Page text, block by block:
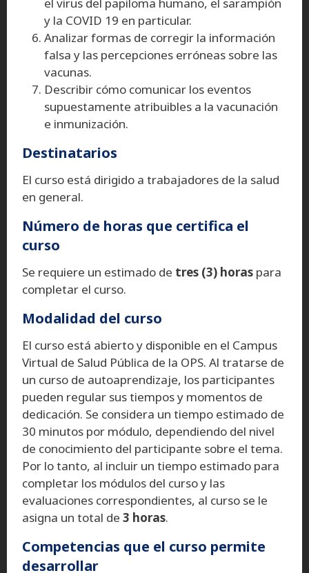
y la COVID 19 en particular.
Analizar formas de corregir la información
falsa y las percepciones erróneas sobre las
vacunas.
Describir cómo comunicar los eventos
supuestamente atribuibles a la vacunación
e inmunización.
Destinatarios
El curso está dirigido a trabajadores de la salud
en general.
Número de horas que certifica el
curso
Se requiere un estimado de tres (3) horas para
completar el curso.
Modalidad del curso
El curso está abierto y disponible en el Campus
Virtual de Salud Pública de la OPS. Al tratarse de
un curso de autoaprendizaje, los participantes
pueden regular sus tiempos y momentos de
dedicación. Se considera un tiempo estimado de
30 minutos por módulo, dependiendo del nivel
de conocimiento del participante sobre el tema.
Por lo tanto, al incluir un tiempo estimado para
completar los módulos del curso y las
evaluaciones correspondientes, al curso se le
asigna un total de 3 horas.
Competencias que el curso permite
desarrollar